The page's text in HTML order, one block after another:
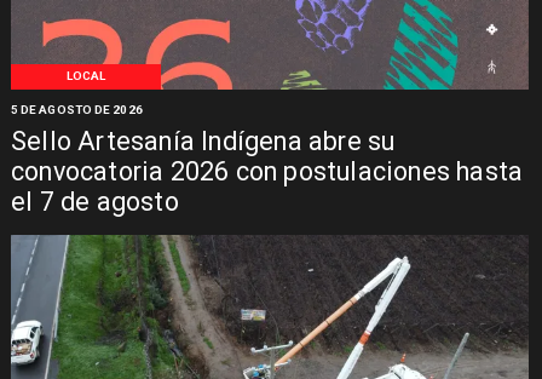
LOCAL
Sello Artesanía Indígena abre su
convocatoria 2026 con postulaciones hasta
el 7 de agosto
5 DE AGOSTO DE 2026